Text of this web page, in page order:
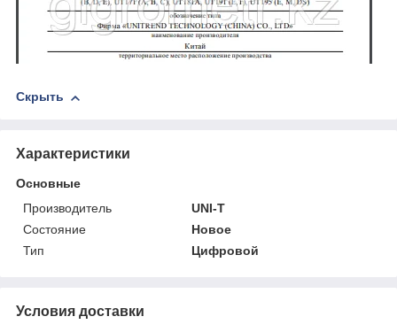
Скрыть
Характеристики
Основные
Производитель
UNI-T
Состояние
Новое
Тип
Цифровой
Условия доставки